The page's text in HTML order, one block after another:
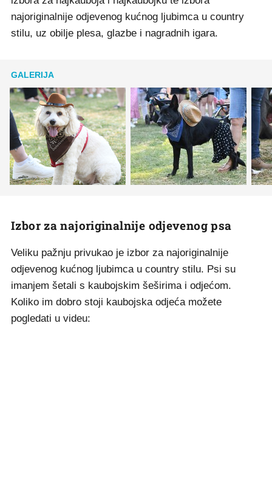
najoriginalnije odjevenog kućnog ljubimca u country
stilu, uz obilje plesa, glazbe i nagradnih igara.
GALERIJA
Izbor za najoriginalnije odjevenog psa
Veliku pažnju privukao je izbor za najoriginalnije
odjevenog kućnog ljubimca u country stilu. Psi su
imanjem šetali s kaubojskim šeširima i odjećom.
Koliko im dobro stoji kaubojska odjeća možete
pogledati u videu: